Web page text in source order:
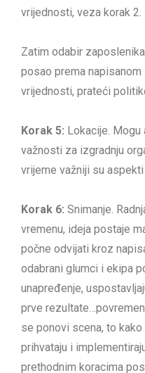
vrijednosti, veza korak 2.
Zatim odabir
posao prema
vrijednosti, prateći
Korak 5: Lokacije. Mogu
važnosti za izgradnju
vrijeme važniji su
Korak 6: Snimanje.
vremenu, ideja postaje
počne odvijati kroz
odabrani glumci i ekipa
unapređenje,
prve
se ponovi scena, to
prihvataju i
prethodnim koracima